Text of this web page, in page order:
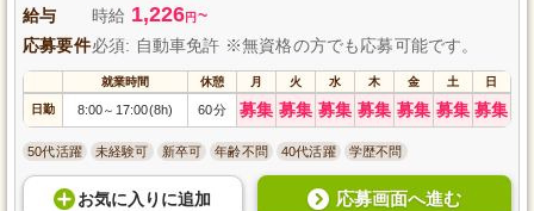
給与 時給 1,226円 ~
応募要件必須: 自動車免許 ※無資格の方でも応募可能です。
就業時間 休憩 月 火 水 木 金 土 日
日勤 8:00～ 17:00(8h) 60分 募集 募集 募集 募集 募集 募集 募集
50代活躍 未経験可 新卒可 年齢不問 40代活躍 学歴不問
お気に入り に追加 応募画面へ進む